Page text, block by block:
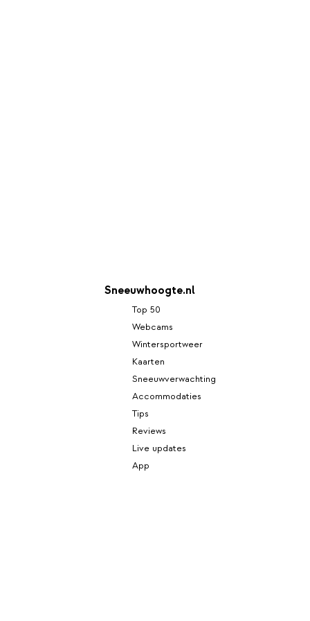
Sneeuwhoogte.nl
Top 50
Webcams
Wintersportweer
Kaarten
Sneeuwverwachting
Accommodaties
Tips
Reviews
Live updates
App